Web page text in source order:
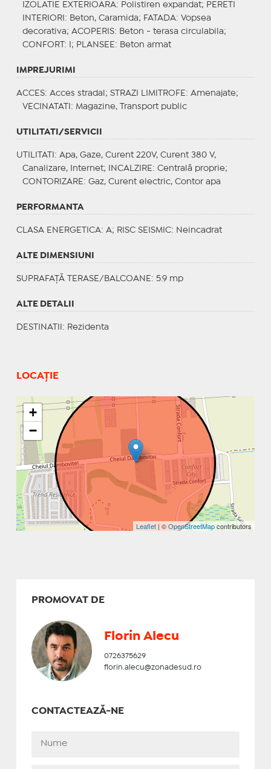
IZOLATIE EXTERIOARA: Polistiren expandat; PERETI
INTERIORI : Beton, Caramida; FATADA: Vopsea
decorativa; ACOPERIS: Beton - terasa circulabila;
CONFORT : I; PLANSEE : Beton armat
IMPREJURIMI
ACCES: Acces stradal; STRAZI LIMITROFE : Amenajate;
VECINATATI : Magazine, Transport public
UTILITATI/SERVICII
UTILITATI : Apa, Gaze, Curent 220V, Curent 380 V,
Canalizare, Internet;
INCALZIRE : Centrală proprie;
CONTORIZARE : Gaz, Curent electric, Contor apa
PERFORMANTA
CLASA ENERGETICA: A; RISC SEISMIC: Neincadrat
ALTE DIMENSIUNI
SUPRAFAȚĂ TERASE/BALCOANE: 5.9 mp
ALTE DETALII
DESTINATII : Rezidenta
LOCAȚIE
+
−
Leaflet | ©OpenStreetMapcontributors
PROMOVAT DE
Florin Alecu
0726375629
florin.alecu@zonadesud.ro
CONTACTEAZĂ-NE